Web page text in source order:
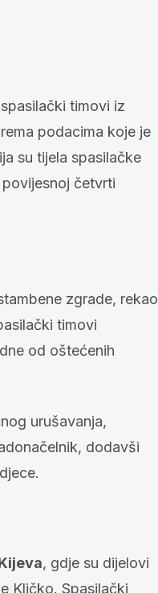
timovi iz
podacima koje je
su tijela spasilačke
četvrti
zgrade, rekao
timovi
od oštećenih
urušavanja,
dodavši
, gdje su dijelovi
Kličko. Spasilački